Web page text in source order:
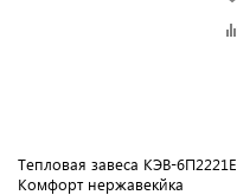
Тепловая завеса КЭВ-6П2221E
Комфорт нержавекйка